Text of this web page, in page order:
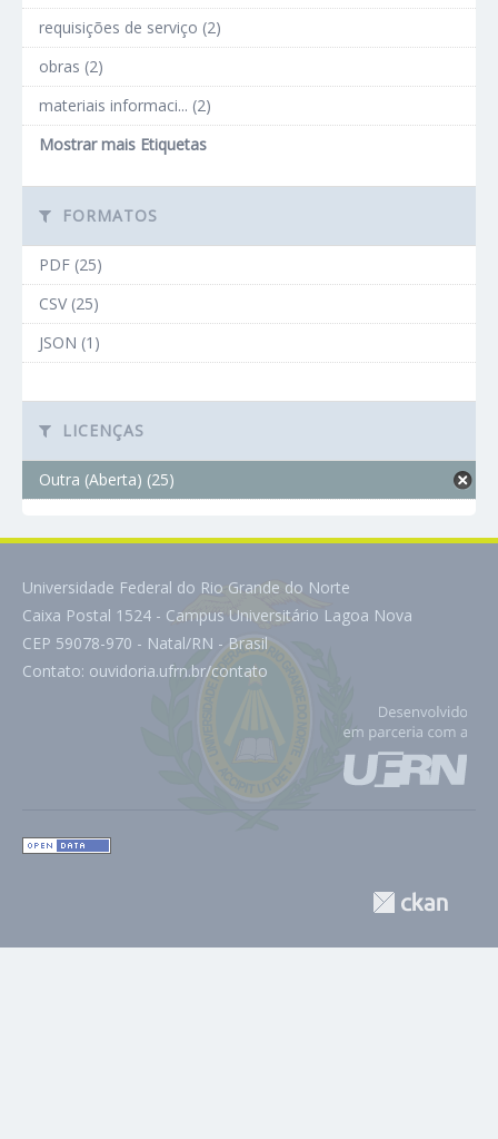
requisições de serviço (2)
obras (2)
materiais informaci... (2)
Mostrar mais Etiquetas
FORMATOS
PDF (25)
CSV (25)
JSON (1)
LICENÇAS
Outra (Aberta) (25)
Universidade Federal do Rio Grande do Norte
Caixa Postal 1524 - Campus Universitário Lagoa Nova
CEP 59078-970 - Natal/RN - Brasil
Contato: ouvidoria.ufrn.br/contato